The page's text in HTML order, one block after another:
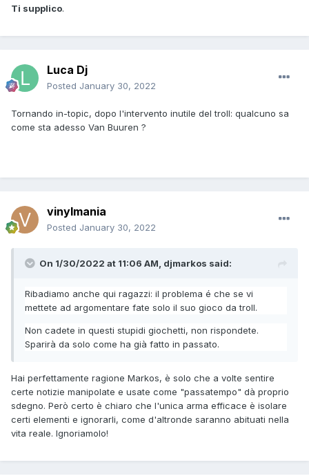
Ti supplico.
Luca Dj
Posted January 30, 2022
Tornando in-topic, dopo l'intervento inutile del troll: qualcuno sa
come sta adesso Van Buuren ?
vinylmania
Posted January 30, 2022
On 1/30/2022 at 11:06 AM, djmarkos said:
Ribadiamo anche qui ragazzi: il problema é che se vi
mettete ad argomentare fate solo il suo gioco da troll.
Non cadete in questi stupidi giochetti, non rispondete.
Sparirà da solo come ha già fatto in passato.
Hai perfettamente ragione Markos, è solo che a volte sentire
certe notizie manipolate e usate come "passatempo" dà proprio
sdegno. Però certo è chiaro che l'unica arma efficace è isolare
certi elementi e ignorarli, come d'altronde saranno abituati nella
vita reale. Ignoriamolo!